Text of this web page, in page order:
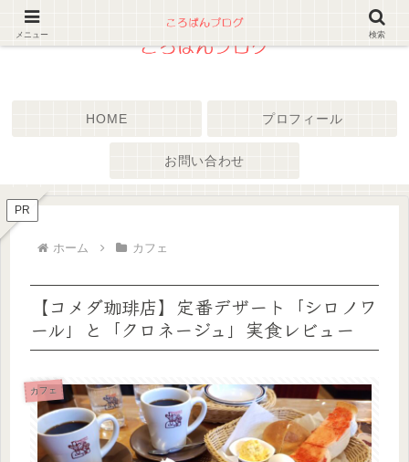
HOME プロフィール
お問い合わせ
PR
ホーム カフェ
【コメダ珈琲店】定番デザート「シロノワ
ール」と「クロネージュ」実食レビュー
カフェ
メニュー 検索